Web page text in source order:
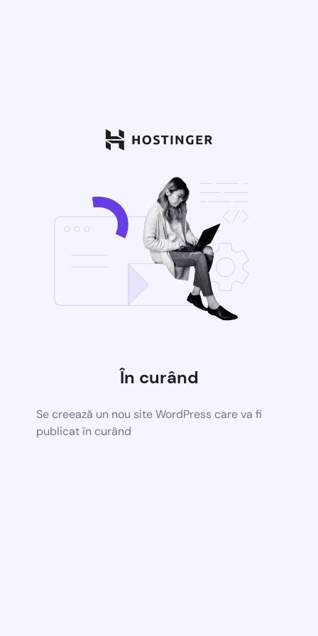
În curând
Se creează un nou site WordPress care va fi
publicat în curând